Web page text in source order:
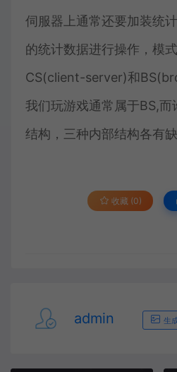
伺服器上通常还要加装统
的统计数据进行操作，模
CS(client-server)和
我们玩游戏通常属于BS,而
结构，三种内部结构各有缺
收藏 (0)
admin 生